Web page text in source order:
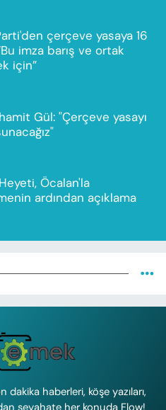
çerçeve yasaya 16
imza barış ve ortak
için”
Gül: "Çerçeve yasayı
Öcalan'la
ardından açıklama
haberleri, köşe yazıları,
seyahate her konuda Flow!